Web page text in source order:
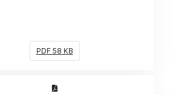
PDF 58 KB
(Link öffnet ein neues Fenster)